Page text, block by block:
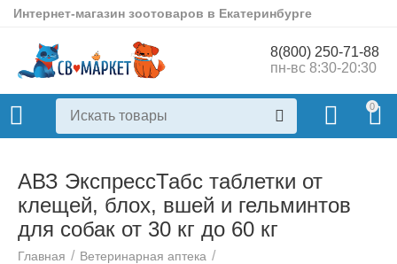
Интернет-магазин зоотоваров в Екатеринбурге
8(800) 250-71-88
пн-вс 8:30-20:30
0
АВЗ ЭкспрессТабс таблетки от
клещей, блох, вшей и гельминтов
для собак от 30 кг до 60 кг
Главная / Ветеринарная аптека /